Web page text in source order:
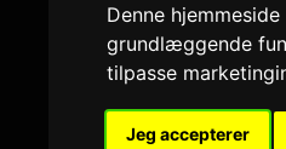
Denne
grundlæggende
tilpasse
Jeg accepterer
AfSam 29
CORTIS
laver